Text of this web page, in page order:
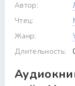
Автор:
Чтец:
Жанр:
Длительность: